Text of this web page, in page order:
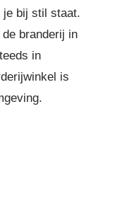
je bij stil staat.
branderij in
in
is